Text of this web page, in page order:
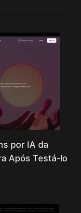
por IA da
Após Testá-lo